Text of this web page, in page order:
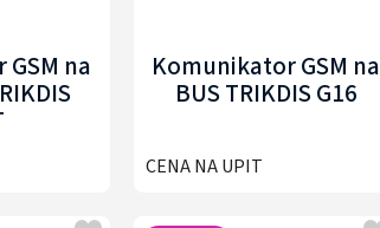
na Komunikator GSM na
BUS TRIKDIS G16
CENA NA UPIT